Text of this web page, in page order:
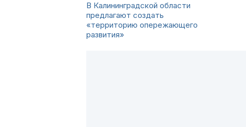
В Калининградской области
предлагают создать
«территорию опережающего
развития»